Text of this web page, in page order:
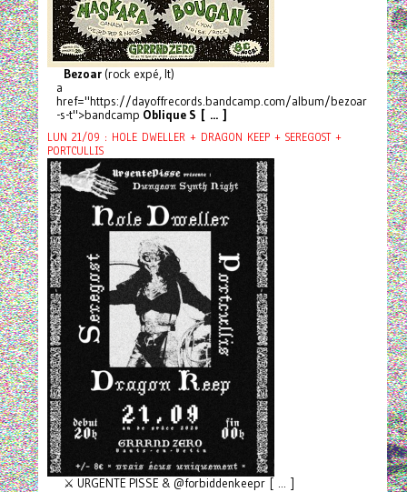
Bezoar(rock expé, It)
a
href="https://dayoffrecords.bandcamp.com/album/bezoar
-s-t">bandcamp Oblique S [ ... ]
LUN 21/09 : HOLE DWELLER + DRAGON KEEP + SEREGOST +
PORTCULLIS
⚔️ URGENTE PISSE & @forbiddenkeepr [ ... ]